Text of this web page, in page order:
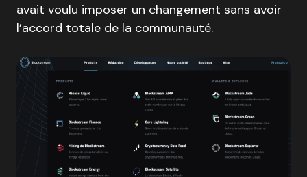
avait voulu imposer un changement sans avoir
l’accord totale de la communauté.